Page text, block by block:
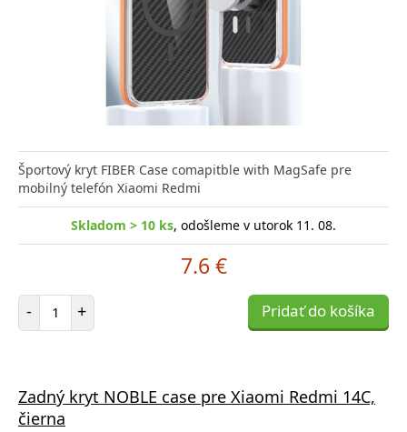
Športový kryt FIBER Case comapitble with MagSafe pre
mobilný telefón Xiaomi Redmi
Skladom > 10 ks, odošleme v utorok 11. 08.
7.6 €
- Počet položiek
+ Pridať do košíka
Zadný kryt NOBLE case pre Xiaomi Redmi 14C,
čierna